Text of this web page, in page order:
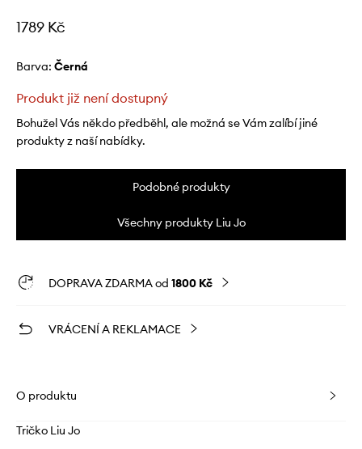
1789 Kč
Barva: černá
Produkt již není dostupný
Bohužel Vás někdo předběhl, ale možná se Vám zalíbí jiné
produkty z naší nabídky.
Podobné produkty
Všechny produkty Liu Jo
DOPRAVA ZDARMA od 1800 Kč
VRÁCENÍ A REKLAMACE
O produktu
Tričko Liu Jo